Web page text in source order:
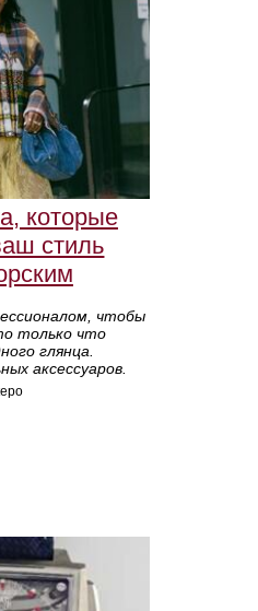
которые
стиль
чтобы
только что
глянца.
аксессуаров.